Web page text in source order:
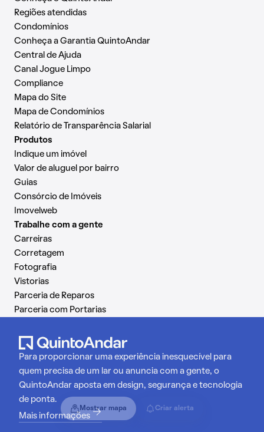
Mostrar mapa Criar alerta
Regiões atendidas
Condomínios
Conheça a Garantia QuintoAndar
Central de Ajuda
Canal Jogue Limpo
Compliance
Mapa do Site
Mapa de Condomínios
Relatório de Transparência Salarial
Produtos
Indique um imóvel
Valor de aluguel por bairro
Guias
Consórcio de Imóveis
Imovelweb
Trabalhe com a gente
Carreiras
Corretagem
Fotografia
Vistorias
Parceria de Reparos
Parceria com Portarias
Para proporcionar uma experiência inesquecível para
quem precisa de um lar ou anuncia com a gente, o
QuintoAndar aposta em design, segurança e tecnologia
de ponta.
Mais informações